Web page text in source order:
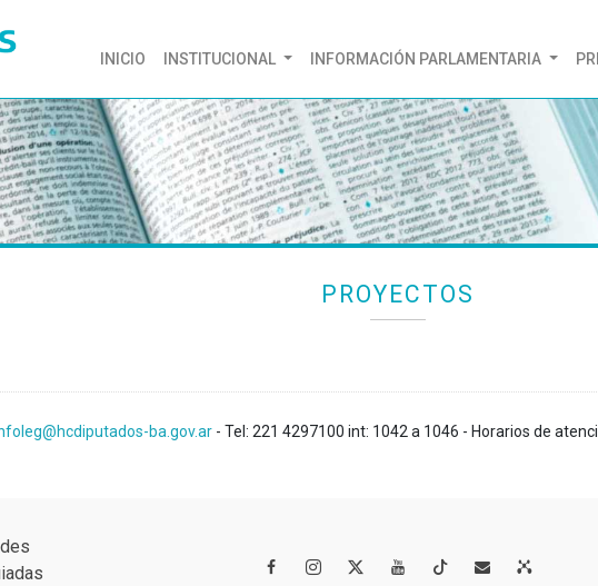
INICIO (CURRENT)
INSTITUCIONAL INFORMACIÓN PARLAMENTARIA
PROYECTOS
ba.gov.ar - Tel: 221 4297100 int: 1042 a 1046 - Horarios de
   